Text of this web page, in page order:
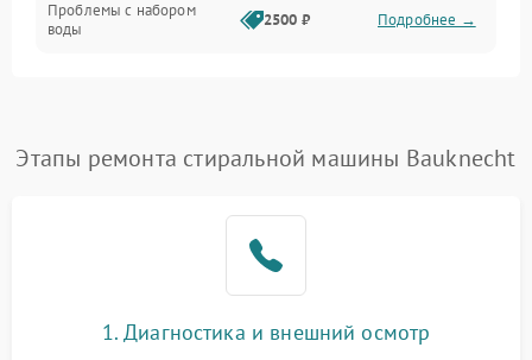
Проблемы с набором
воды
2500 ₽ Подробнее →
2200 ₽ Подробнее →
Этапы ремонта стиральной машины Bauknecht
1. Диагностика и внешний осмотр